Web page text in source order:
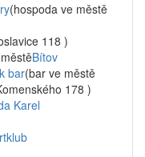
(hospoda ve městě
118 )
Bítov
bar(bar ve městě
178 )
Karel